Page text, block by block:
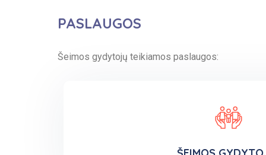
PASLAUGOS
Šeimos gydytojų teikiamos paslaugos: